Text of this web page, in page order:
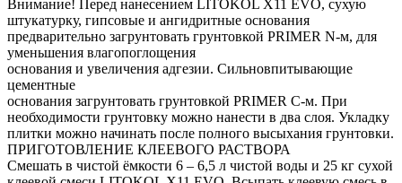
Внимание! Перед нанесением LITOKOL X11 EVO, сухую
штукатурку, гипсовые и ангидритные основания
предварительно загрунтовать грунтовкой PRIMER N-м, для
уменьшения влагопоглощения
основания и увеличения адгезии. Сильновпитывающие
цементные
основания загрунтовать грунтовкой PRIMER С-м. При
необходимости грунтовку можно нанести в два слоя. Укладку
плитки можно начинать после полного высыхания грунтовки.
ПРИГОТОВЛЕНИЕ КЛЕЕВОГО РАСТВОРА
Смешать в чистой ёмкости 6 – 6,5 л чистой воды и 25 кг сухой